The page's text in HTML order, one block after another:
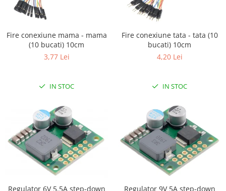
Pentru Incepatori
Pentru Incepatori
Lego Education
STEM Education
Ugears
Kit Fun
Cadouri
Fire conexiune mama - mama
(10 bucati) 10cm
3,77 Lei
IN STOC
Fire conexiune tata - tata (10
bucati) 10cm
4,20 Lei
IN STOC
Regulator 6V 5.5A step-down Regulator 9V 5A step-down